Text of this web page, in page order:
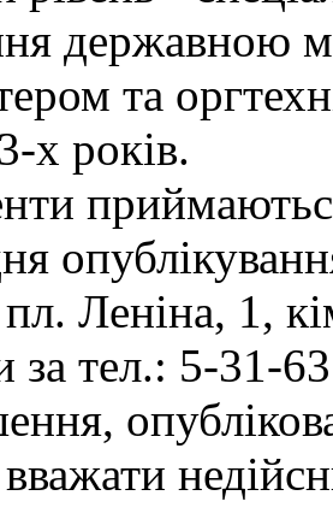
державною
та
х років.
Леніна, 1,
за тел.: 5-31-